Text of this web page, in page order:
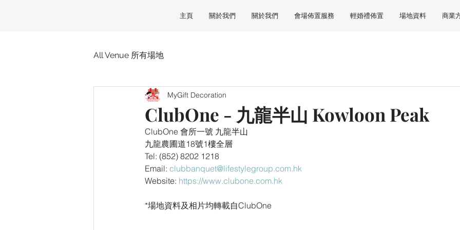
主頁 關於我們 關於我們 會場佈置服務 輕婚禮佈置 場地資料 商業
All Venue 所有場地
ClubOne - 九龍半山 Kowloon Peak
MyGift Decoration
ClubOne 會所一號 九龍半山
九龍農圃道18號1樓全層
Tel: (852) 8202 1218
Email: clubbanquet@lifestylegroup.com.hk
Website: https://www.clubone.com.hk
*場地資料及相片均轉載自ClubOne